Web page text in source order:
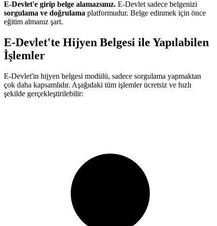
E-Devlet'e girip belge alamazsınız. E-Devlet sadece belgenizi
sorgulama ve doğrulama platformudur. Belge edinmek için önce
eğitim almanız şart.
E-Devlet'te Hijyen Belgesi ile Yapılabilen
İşlemler
E-Devlet'in hijyen belgesi modülü, sadece sorgulama yapmaktan
çok daha kapsamlıdır. Aşağıdaki tüm işlemler ücretsiz ve hızlı
şekilde gerçekleştirilebilir: